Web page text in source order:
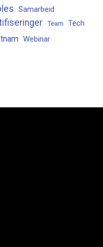
Samarbeid
Team Tech
Webinar